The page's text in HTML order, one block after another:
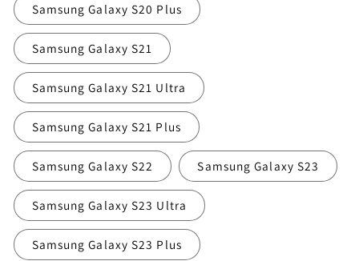
Samsung Galaxy S20 Plus
Samsung Galaxy S21
Samsung Galaxy S21 Ultra
Samsung Galaxy S21 Plus
Samsung Galaxy S22 Samsung Galaxy S23
Samsung Galaxy S23 Ultra
Samsung Galaxy S23 Plus